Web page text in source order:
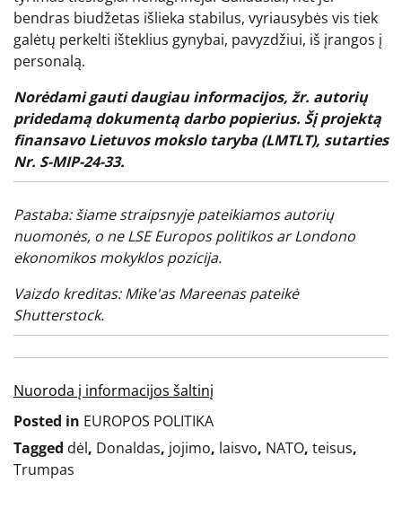
bendras biudžetas išlieka stabilus, vyriausybės vis tiek
galėtų perkelti išteklius gynybai, pavyzdžiui, iš įrangos į
personalą.
Norėdami gauti daugiau informacijos, žr. autorių
pridedamą dokumentą darbo popierius. Šį projektą
finansavo Lietuvos mokslo taryba (LMTLT), sutarties
Nr. S-MIP-24-33.
Pastaba: šiame straipsnyje pateikiamos autorių
nuomonės, o ne LSE Europos politikos ar Londono
ekonomikos mokyklos pozicija.
Vaizdo kreditas:Mike'as Mareenaspateikė
Shutterstock.
Nuoroda į informacijos šaltinį
Posted in EUROPOS POLITIKA
Tagged dėl, Donaldas, jojimo, laisvo, NATO, teisus,
Trumpas